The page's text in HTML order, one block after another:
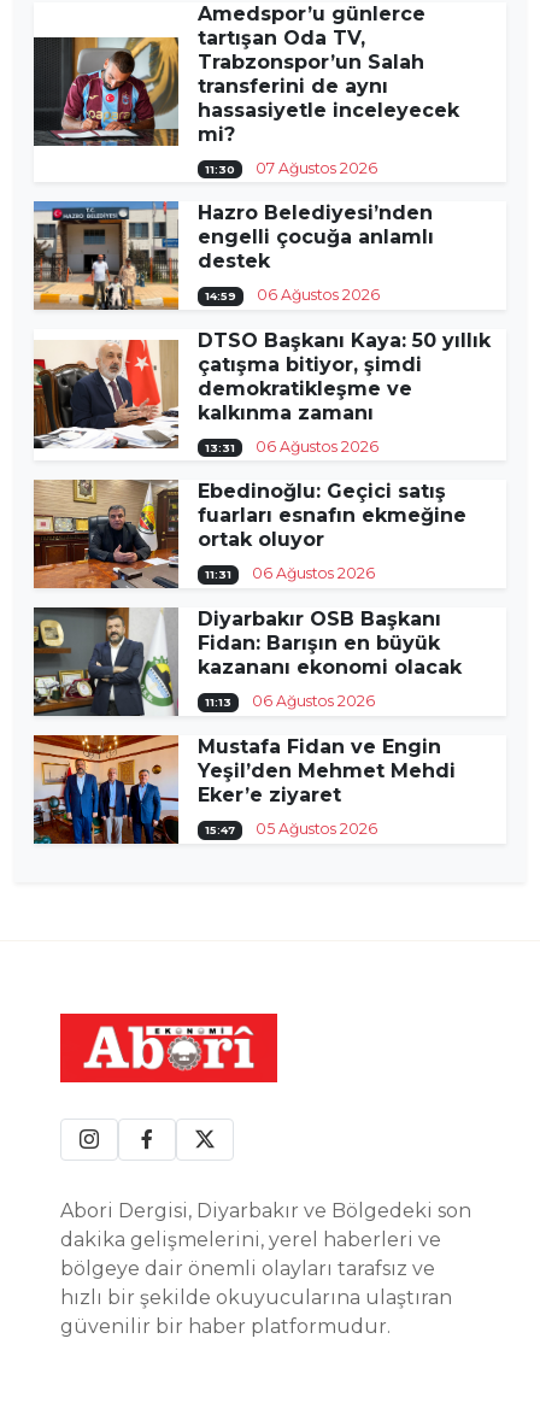
Amedspor’u günlerce
tartışan Oda TV,
Trabzonspor’un Salah
transferini de aynı
hassasiyetle inceleyecek
mi?
11:30 07 Ağustos 2026
Hazro Belediyesi’nden
engelli çocuğa anlamlı
destek
14:59 06 Ağustos 2026
DTSO Başkanı Kaya: 50 yıllık
çatışma bitiyor, şimdi
demokratikleşme ve
kalkınma zamanı
13:31 06 Ağustos 2026
Ebedinoğlu: Geçici satış
fuarları esnafın ekmeğine
ortak oluyor
11:31 06 Ağustos 2026
Diyarbakır OSB Başkanı
Fidan: Barışın en büyük
kazananı ekonomi olacak
11:13 06 Ağustos 2026
Mustafa Fidan ve Engin
Yeşil’den Mehmet Mehdi
Eker’e ziyaret
15:47 05 Ağustos 2026
Abori Dergisi, Diyarbakır ve Bölgedeki son
dakika gelişmelerini, yerel haberleri ve
bölgeye dair önemli olayları tarafsız ve
hızlı bir şekilde okuyucularına ulaştıran
güvenilir bir haber platformudur.